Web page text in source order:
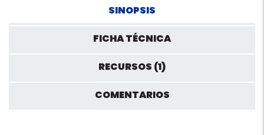
SINOPSIS
FICHA TÉCNICA
RECURSOS (1)
COMENTARIOS